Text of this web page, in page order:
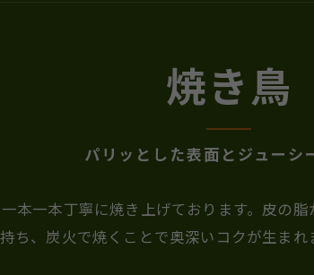
焼き鳥
パリッとした表面とジューシ
本一本丁寧に焼き上げております。皮の
ち、炭火で焼くことで奥深いコクが生ま